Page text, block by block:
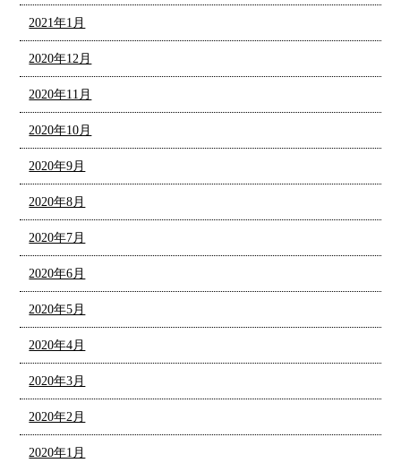
2021年1月
2020年12月
2020年11月
2020年10月
2020年9月
2020年8月
2020年7月
2020年6月
2020年5月
2020年4月
2020年3月
2020年2月
2020年1月